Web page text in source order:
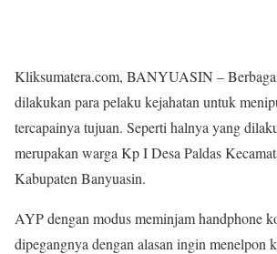
Kliksumatera.com, BANYUASIN –
dilakukan para pelaku kejahatan untuk
tercapainya tujuan. Seperti halnya yang
merupakan warga Kp I Desa Paldas
Kabupaten Banyuasin.
AYP dengan modus meminjam handphone
dipegangnya dengan alasan ingin menelpon